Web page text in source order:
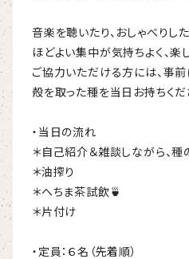
音楽を聴いたり、おしゃべりし
ほどよい集中が気持ちよく、楽
ご協力いただける方には、事
殻を取った種を当日お持ちくだ
・当日の流れ
＊自己紹介＆雑談しながら、種
＊油搾り
＊へちま茶試飲🍵
＊片付け
・定員：６名（先着順）